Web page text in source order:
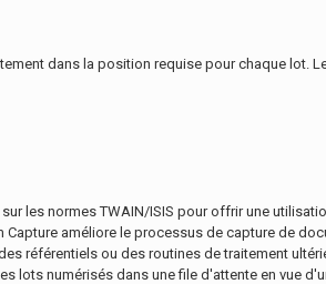
dans la position requise pour chaque lot.
les normes TWAIN/ISIS pour offrir une
améliore le processus de capture de
référentiels ou des routines de traitement
lots numérisés dans une file d'attente en vue